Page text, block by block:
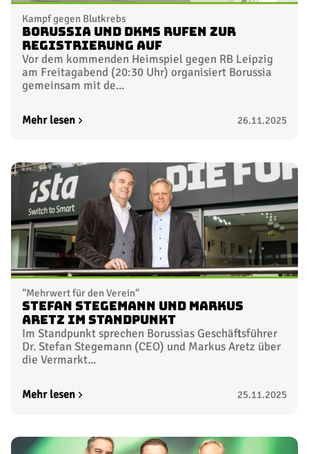
Kampf gegen Blutkrebs
Borussia und DKMS rufen zur
Registrierung auf
Vor dem kommenden Heimspiel gegen RB Leipzig
am Freitagabend (20:30 Uhr) organisiert Borussia
gemeinsam mit de...
Mehr lesen 26.11.2025
“Mehrwert für den Verein“
Stefan Stegemann und Markus
Aretz im Standpunkt
Im Standpunkt sprechen Borussias Geschäftsführer
Dr. Stefan Stegemann (CEO) und Markus Aretz über
die Vermarkt...
Mehr lesen 25.11.2025